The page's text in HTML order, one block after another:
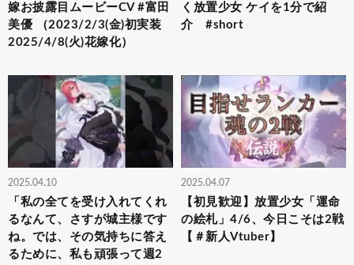
嫁お披露目ムービーCV #富田
美優 （2023/2/3(金)初実装
2025/4/8(火)花嫁化）
く放置少女 ケイを1分で紹
介 #short
2025.04.10
「私の全てを受け入れてくれ
るなんて、さすが城主様です
ね。では、その気持ちに答え
るために、私も頑張って週2
2025.04.07
【初見歓迎】放置少女「運命
の絵札」4/6、今日こそは2戦
【＃新人Vtuber】